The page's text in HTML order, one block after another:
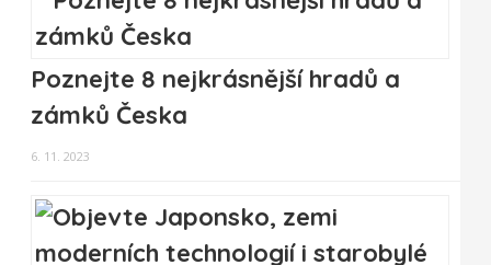
Poznejte 8 nejkrásnější hradů a
zámků Česka
6. 11. 2023